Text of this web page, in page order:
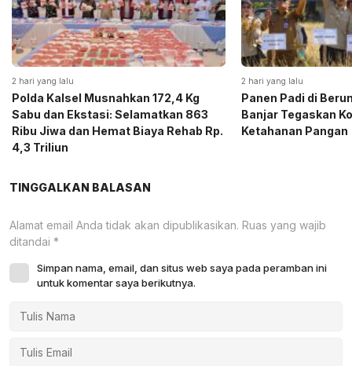
2 hari yang lalu
Polda Kalsel Musnahkan 172,4 Kg
Sabu dan Ekstasi: Selamatkan 863
Ribu Jiwa dan Hemat Biaya Rehab Rp.
4,3 Triliun
2 hari yang lalu
Panen Padi di
Banjar Tegaskan
Ketahanan Pangan
TINGGALKAN BALASAN
Alamat email Anda tidak akan dipublikasikan. Ruas yang wajib
ditandai *
Simpan nama, email, dan situs web saya pada peramban ini
untuk komentar saya berikutnya.